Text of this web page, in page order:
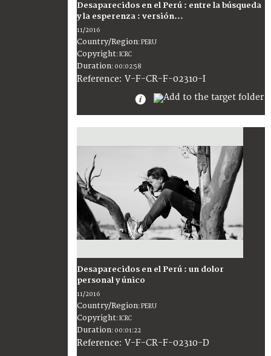
Desaparecidos en el Perú : entre la búsqueda
y la esperenza : versión...
11/2016
Country/Region:PERU
Copyright:ICRC
Duration: 00:02:58
Reference: V-F-CR-F-02310-I
Desaparecidos en el Perú : un dolor
personal y único
11/2016
Country/Region:PERU
Copyright:ICRC
Duration: 00:01:22
Reference: V-F-CR-F-02310-D